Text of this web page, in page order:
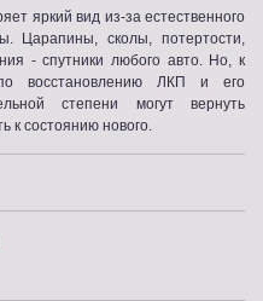
яркий вид из-за естественного
Царапины, сколы, потертости,
- спутники любого авто. Но, к
восстановлению ЛКП и его
степени могут вернуть
к состоянию нового.